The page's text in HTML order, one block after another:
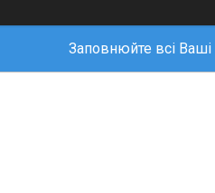
Заповнюйте всі